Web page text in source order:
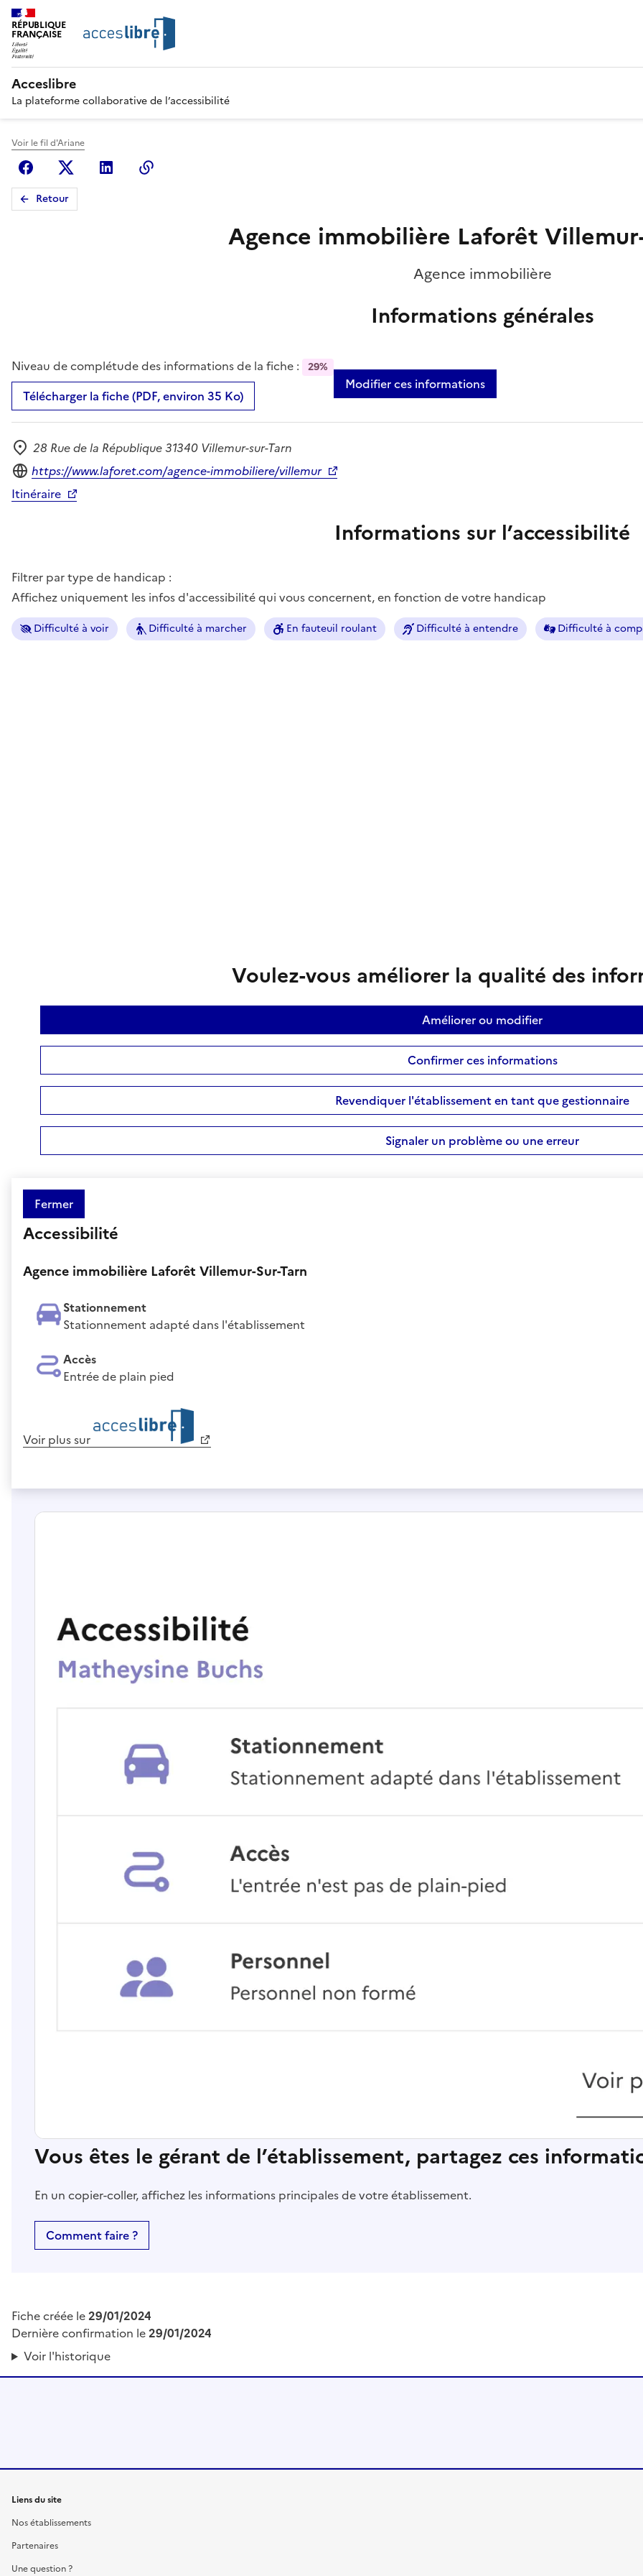
RÉPUBLIQUE
FRANÇAISE
Acceslibre
La plateforme collaborative de l’accessibilité
Voir le fil d'Ariane
FacebookX (anciennement Twitter)
Linkedin
Retour
Agence immobilière Laforêt
Agence immobilière
Informations générales
Niveau de complétude des informations de la fiche : 29%
Télécharger la fiche (PDF, environ 35 Ko)
Modifier ces informations
Adresse
28 Rue de la République 31340 Villemur-sur-Tarn
Site internet
https://www.laforet.com/agence-immobiliere/villemur
Itinéraire
Informations sur l’accessibilité
Filtrer par type de handicap :
Affichez uniquement les infos d'accessibilité qui vous concernent, en fonction de votre handicap
Difficulté à voir Difficulté à marcher En fauteuil roulant Difficulté à entendre Difficulté à
Voulez-vous améliorer la qualité des
Améliorer ou modifier
Confirmer ces informations
Revendiquer l'établissement en tant que gestionnaire
Signaler un problème ou une erreur
Fermer
Accessibilité
Agence immobilière Laforêt Villemur-Sur-Tarn
Stationnement
Stationnement adapté dans l'établissement
Accès
Entrée de plain pied
Voir plus sur
Vous êtes le gérant de l’établissement, partagez ces
En un copier-coller, affichez les informations principales de votre établissement.
Comment faire ?
Fiche créée le29/01/2024
Dernière confirmation le29/01/2024
Voir l'historique
Liens du site
Nos établissements
Partenaires
Une question ?